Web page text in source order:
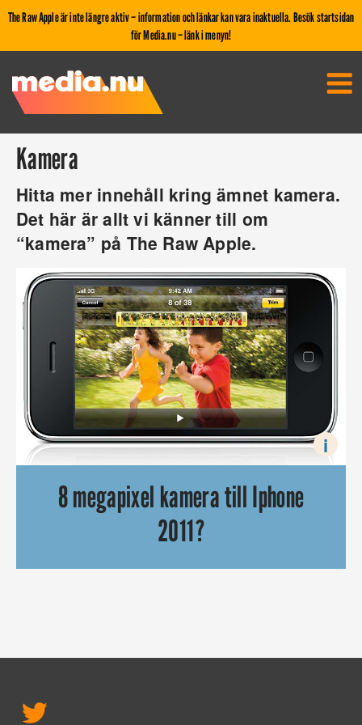
The Raw Apple är inte längre aktiv – information och länkar kan vara inaktuella. Besök startsidan
för Media.nu – länk i menyn!
Kamera
Hitta mer innehåll kring ämnet kamera.
Det här är allt vi känner till om
“kamera” på The Raw Apple.
i
8 megapixel kamera till Iphone
2011?
Iphone är inte direkt den hetaste mobilen om du letar efter